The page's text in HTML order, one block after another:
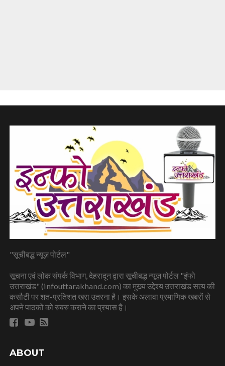
"सूचीबद्ध न्यूज़ पोर्टल"
सूचना एवं लोक संपर्क विभाग, देहरादून द्वारा सूचीबद्ध न्यूज़ पोर्टल "इंफो
उत्तराखंड" (infouttarakhand.com) का मुख्य उद्देश्य उत्तराखंड सत्य की
कसौटी पर शत-प्रतिशत खरा उतरना है। इसके अलावा प्रमाणिक खबरों से
अपने पाठकों को रुबरु कराने का प्रयास है।
ABOUT